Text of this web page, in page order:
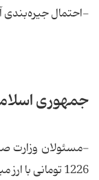
-احتمال جیره‌بندی
جمهوری
-مسئولان وزارت
1226 تومانی با ارز مبادله‌ای برای کالاهای اساسی